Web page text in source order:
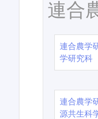
連合
連合農学
学研究科
連合農学
源共生科